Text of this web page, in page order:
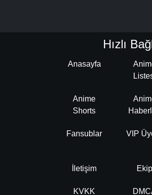
Hızlı
Anasayfa
Anime
Shorts
Fansublar VIP
İletişim Ekip
KVKK